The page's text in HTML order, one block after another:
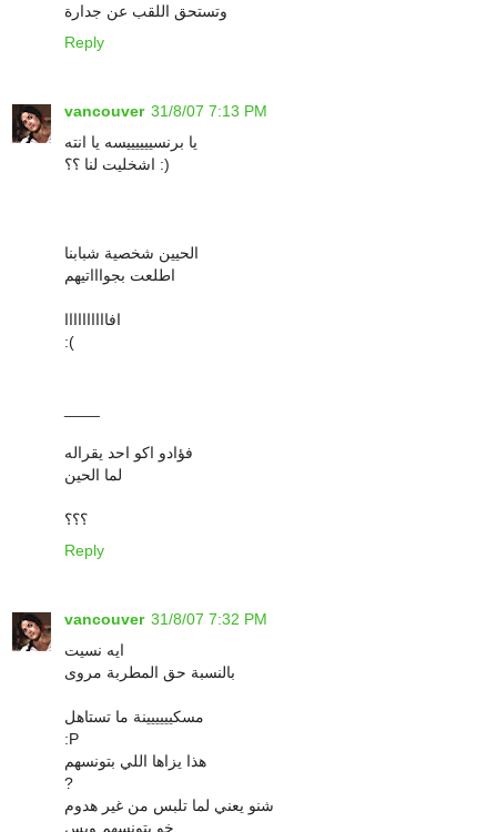
وتستحق اللقب عن جدارة
Reply
vancouver 31/8/07 7:13 PM
يا برنسييييييسه يا انته
اشخليت لنا ؟؟ :)
الحيين شخصية شبابنا
اطلعت بجواااتيهم
افاااااااااا
:(
فؤادو اكو احد يقراله
لما الحين
؟؟؟
Reply
vancouver 31/8/07 7:32 PM
ايه نسيت
بالنسبة حق المطربة مروى
مسكيييييينة ما تستاهل
:P
هذا يزاها اللي بتونسهم
?
شنو يعني لما تلبس من غير هدوم
خو بتونسهم وبس